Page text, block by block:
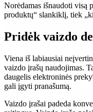
Norėdamas išnaudoti visą
produktų“ slankiklį, tiek
Pridėk vaizdo
Viena iš labiausiai
vaizdo įrašų naudojimas.
daugelis elektroninės
gali įgyti pranašumą.
Vaizdo įrašai padeda